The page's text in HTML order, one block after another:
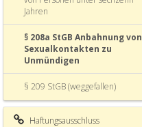
Jahren
§ 208a StGB Anbahnung von
Sexualkontakten zu
Unmündigen
§ 209 StGB (weggefallen)
Haftungsausschluss